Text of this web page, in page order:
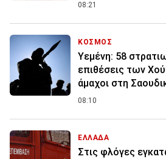
08:21
ΚΟΣΜΟΣ
Υεμένη: 58
επιθέσεις των
άμαχοι στη
08:10
ΕΛΛΑΔΑ
Στις φλόγες